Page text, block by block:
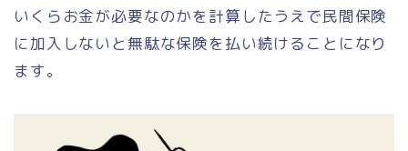
いくらお金が必要なのかを計算したうえで民間保険
に加入しないと無駄な保険を払い続けることになり
ます。